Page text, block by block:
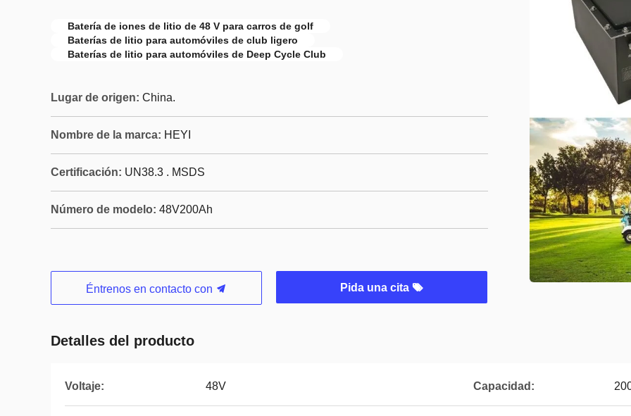
Batería de iones de litio de 48 V para carros de golf
Baterías de litio para automóviles de club ligero
Baterías de litio para automóviles de Deep Cycle Club
Lugar de origen: China.
Nombre de la marca: HEYI
Certificación: UN38.3 . MSDS
Número de modelo: 48V200Ah
Éntrenos en contacto con Pida una cita
Detalles del producto
Voltaje: 48V Capacidad: